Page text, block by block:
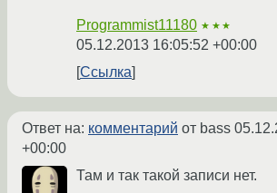
Programmist11180 ★★★
05.12.2013 16:05:52 +00:00
Ссылка
Ответ на: комментарий от bass
+00:00
Там и так такой записи нет.